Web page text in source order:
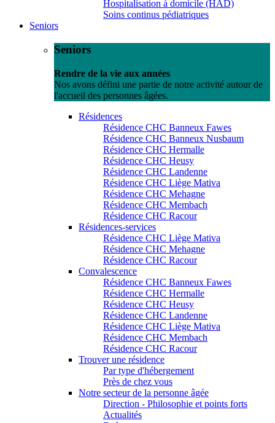
Hospitalisation à domicile (HAD)
Soins continus pédiatriques
Seniors
Seniors
Rendre de la vie aux années
Nos avons défini une partie de notre activité autour de
l'accueil des personnes âgées.
Résidences
Résidence CHC Banneux Fawes
Résidence CHC Banneux Nusbaum
Résidence CHC Hermalle
Résidence CHC Heusy
Résidence CHC Landenne
Résidence CHC Liège Mativa
Résidence CHC Mehagne
Résidence CHC Membach
Résidence CHC Racour
Résidences-services
Résidence CHC Liège Mativa
Résidence CHC Mehagne
Résidence CHC Racour
Convalescence
Résidence CHC Banneux Fawes
Résidence CHC Hermalle
Résidence CHC Heusy
Résidence CHC Landenne
Résidence CHC Liège Mativa
Résidence CHC Membach
Résidence CHC Racour
Trouver une résidence
Par type d'hébergement
Près de chez vous
Notre secteur de la personne âgée
Direction - Philosophie et points forts
Actualités